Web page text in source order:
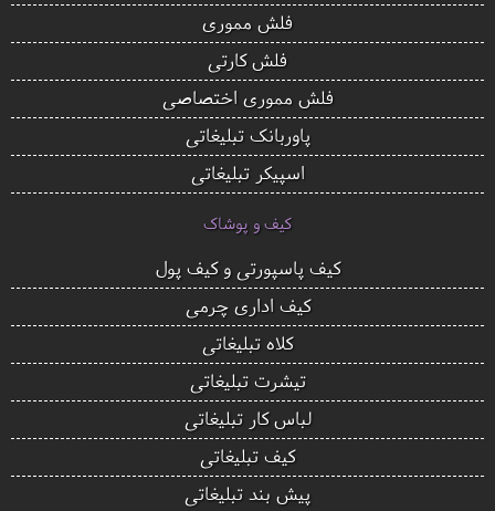
فلش مموری
فلش کارتی
فلش مموری اختصاصی
پاوربانک تبلیغاتی
اسپیکر تبلیغاتی
کیف و پوشاک
کیف پاسپورتی و کیف پول
کیف اداری چرمی
کلاه تبلیغاتی
تیشرت تبلیغاتی
لباس کار تبلیغاتی
کیف تبلیغاتی
پیش بند تبلیغاتی